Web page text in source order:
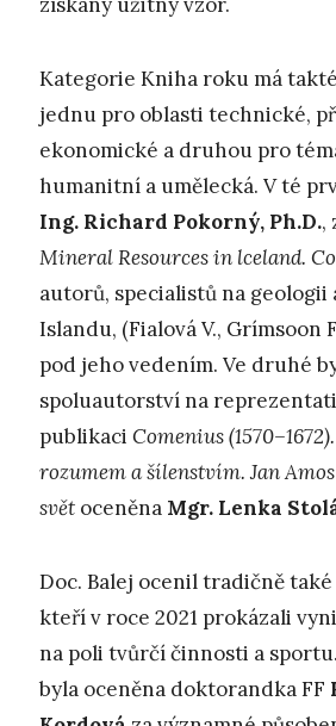
Kategorie Kniha roku má
jednu pro oblasti technické,
ekonomické a druhou pro
humanitní a umělecká. V té
Ing. Richard Pokorný, Ph.D.,
Mineral Resources in lceland.
autorů, specialistů na geologii
Islandu, (Fialová V., Grímsoon
pod jeho vedením. Ve druhé
spoluautorství na
publikaci Comenius
rozumem a šílenstvím. Jan
svět oceněna Mgr. Lenka
Doc. Balej ocenil tradičně také
kteří v roce 2021 prokázali
na poli tvůrčí činnosti a
byla oceněna doktorandka FF